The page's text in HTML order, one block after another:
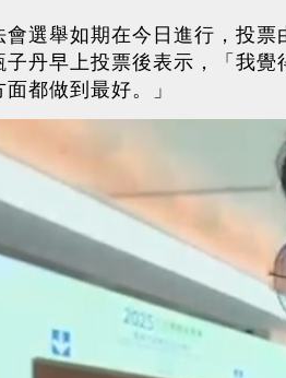
會選舉如期在今日進行，投
丹早上投票後表示，「我
都做到最好。」